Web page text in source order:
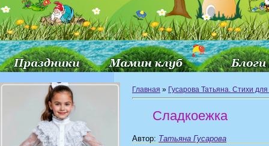
Главная » Гусарова Татьяна. Стихи
Сладкоежка
Автор: Татьяна Гусарова